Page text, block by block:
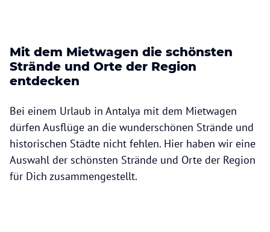
Mit dem Mietwagen die schönsten
Strände und Orte der Region
entdecken
Bei einem Urlaub in Antalya mit dem Mietwagen
dürfen Ausflüge an die wunderschönen Strände und
historischen Städte nicht fehlen. Hier haben wir eine
Auswahl der schönsten Strände und Orte der Region
für Dich zusammengestellt.